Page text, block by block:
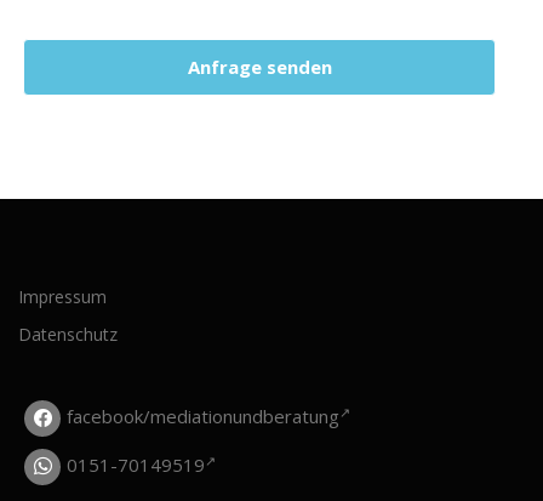
Anfrage senden
Impressum
Datenschutz
facebook/mediationundberatung
0151-70149519